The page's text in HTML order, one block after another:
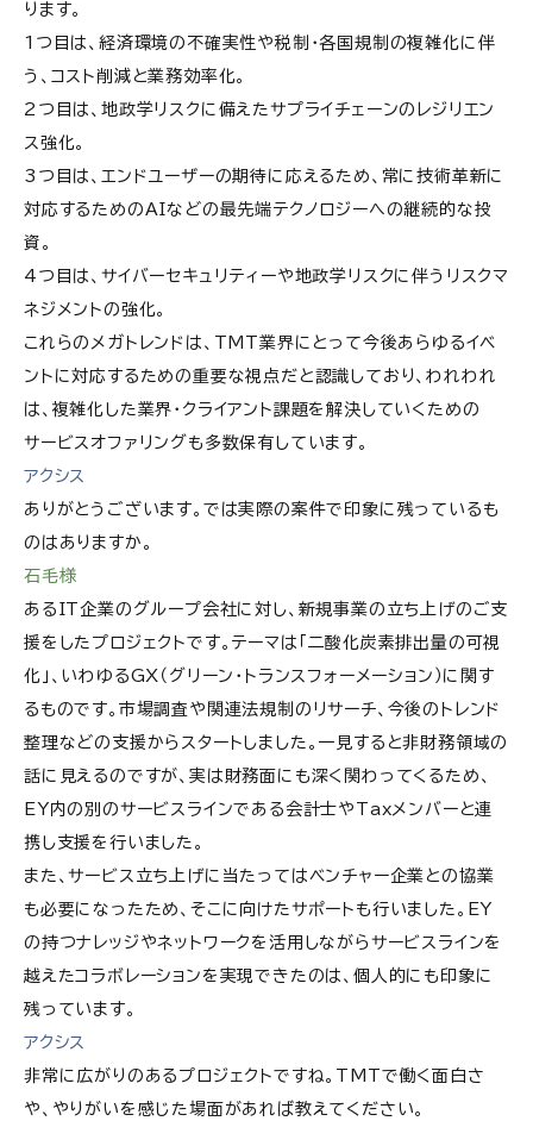
ります。
1つ目は、経済環境の不確実性や税制・各国規制の複雑化に伴
う、コスト削減と業務効率化。
2つ目は、地政学リスクに備えたサプライチェーンのレジリエン
ス強化。
3つ目は、エンドユーザーの期待に応えるため、常に技術革新に
対応するためのAIなどの最先端テクノロジーへの継続的な投
資。
4つ目は、サイバーセキュリティーや地政学リスクに伴うリスクマ
ネジメントの強化。
これらのメガトレンドは、TMT業界にとって今後あらゆるイベ
ントに対応するための重要な視点だと認識しており、われわれ
は、複雑化した業界・クライアント課題を解決していくための
サービスオファリングも多数保有しています。
アクシス
ありがとうございます。では実際の案件で印象に残っているも
のはありますか。
石毛様
あるIT企業のグループ会社に対し、新規事業の立ち上げのご支
援をしたプロジェクトです。テーマは「二酸化炭素排出量の可視
化」、いわゆるGX（グリーン・トランスフォーメーション）に関す
るものです。市場調査や関連法規制のリサーチ、今後のトレンド
整理などの支援からスタートしました。一見すると非財務領域の
話に見えるのですが、実は財務面にも深く関わってくるため、
EY内の別のサービスラインである会計士やTaxメンバーと連
携し支援を行いました。
また、サービス立ち上げに当たってはベンチャー企業との協業
も必要になったため、そこに向けたサポートも行いました。EY
の持つナレッジやネットワークを活用しながらサービスラインを
越えたコラボレーションを実現できたのは、個人的にも印象に
残っています。
アクシス
非常に広がりのあるプロジェクトですね。TMTで働く面白さ
や、やりがいを感じた場面があれば教えてください。